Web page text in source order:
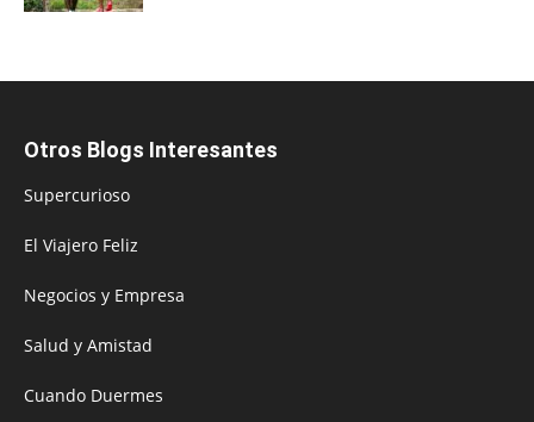
Otros Blogs Interesantes
Supercurioso
El Viajero Feliz
Negocios y Empresa
Salud y Amistad
Cuando Duermes